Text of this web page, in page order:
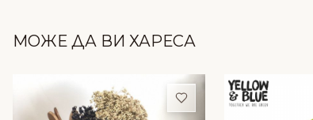
МОЖЕ ДА ВИ ХАРЕСА
Добави в любими